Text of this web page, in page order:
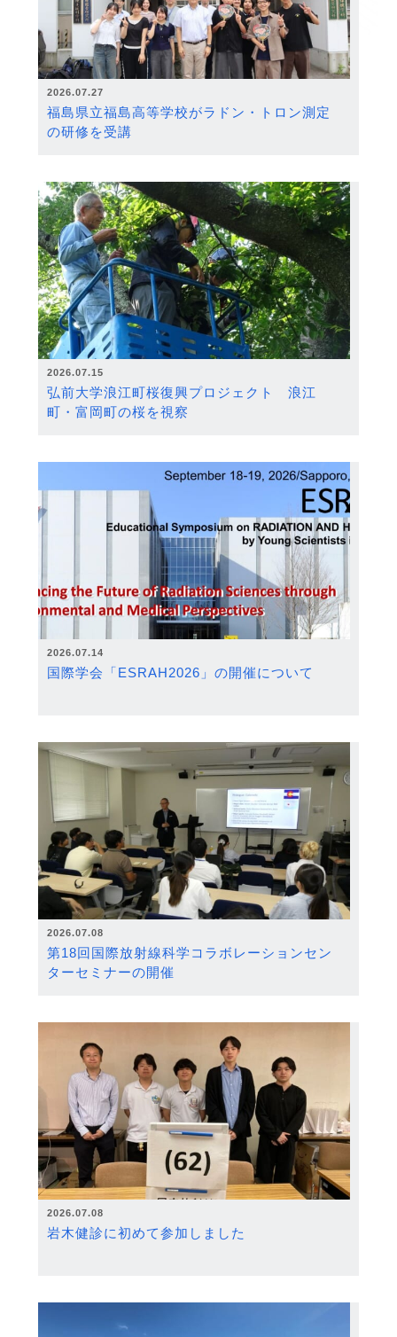
2026.07.27
福島県立福島高等学校がラドン・トロン測定
の研修を受講
2026.07.15
弘前大学浪江町桜復興プロジェクト 浪江
町・富岡町の桜を視察
2026.07.14
国際学会「ESRAH2026」の開催について
2026.07.08
第18回国際放射線科学コラボレーションセン
ターセミナーの開催
2026.07.08
岩木健診に初めて参加しました